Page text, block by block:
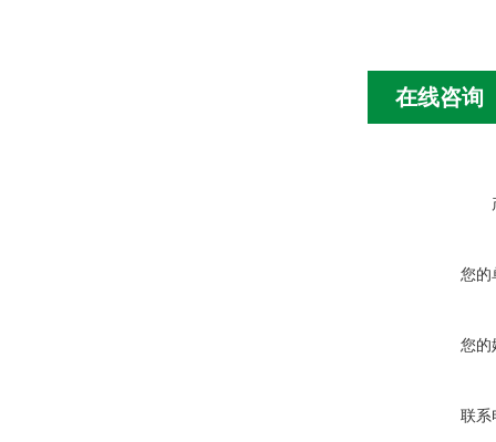
在线咨询
您的
您的
联系